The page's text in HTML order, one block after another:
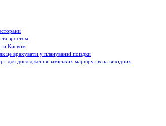
та зростом
Києвом
це врахувати у плануванні поїздки
для дослідження заміських маршрутів на вихідних